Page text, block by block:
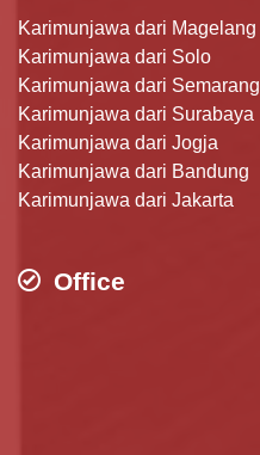
Karimunjawa dari Magelang
Karimunjawa dari Solo
Karimunjawa dari Semarang
Karimunjawa dari Surabaya
Karimunjawa dari Jogja
Karimunjawa dari Bandung
Karimunjawa dari Jakarta
Office